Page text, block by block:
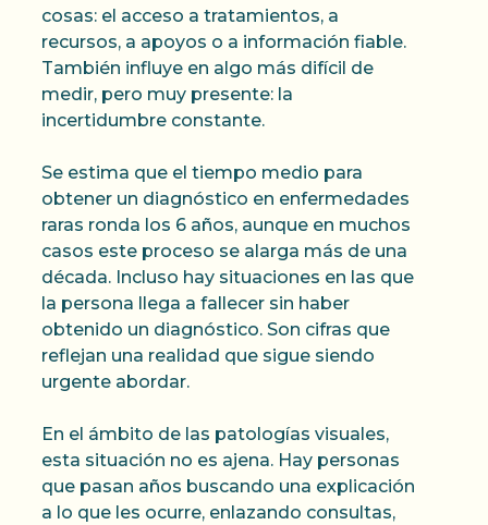
cosas: el acceso a tratamientos, a
recursos, a apoyos o a información fiable.
También influye en algo más difícil de
medir, pero muy presente: la
incertidumbre constante.
Se estima que el tiempo medio para
obtener un diagnóstico en enfermedades
raras ronda los 6 años, aunque en muchos
casos este proceso se alarga más de una
década. Incluso hay situaciones en las que
la persona llega a fallecer sin haber
obtenido un diagnóstico. Son cifras que
reflejan una realidad que sigue siendo
urgente abordar.
En el ámbito de las patologías visuales,
esta situación no es ajena. Hay personas
que pasan años buscando una explicación
a lo que les ocurre, enlazando consultas,